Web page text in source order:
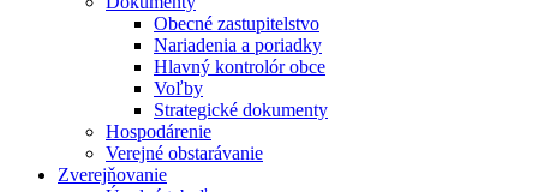
Obecné zastupitelstvo
Nariadenia a poriadky
Hlavný kontrolór obce
Voľby
Strategické dokumenty
Hospodárenie
Verejné obstarávanie
Zverejňovanie